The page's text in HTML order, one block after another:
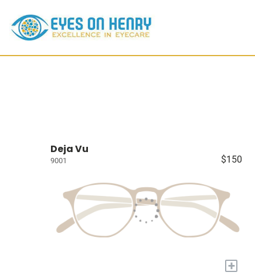
Deja Vu
9001 $150
+